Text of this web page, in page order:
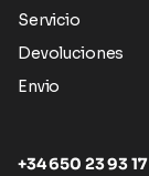
Servicio
Devoluciones
Envio
+34 650 23 93 17